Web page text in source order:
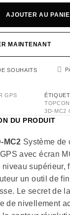
AJOUTER AU
MAINTENANT
SOUHAITS
GPS
3D-MC2
DU PRODUIT
MC2 Système de
avec écran
niveau supérieur,
un outil de
Le secret de la
de nivellement